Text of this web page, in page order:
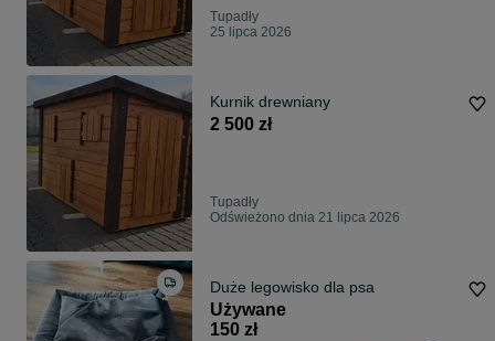
Tupadły
25 lipca 2026
Kurnik drewniany
2 500 zł
Tupadły
Odświeżono dnia 21 lipca 2026
Duże legowisko dla psa
Używane
150 zł